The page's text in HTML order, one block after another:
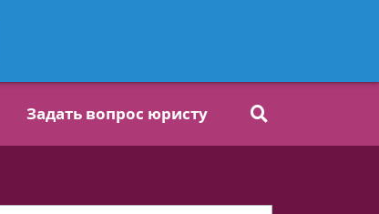
Задать вопрос юристу